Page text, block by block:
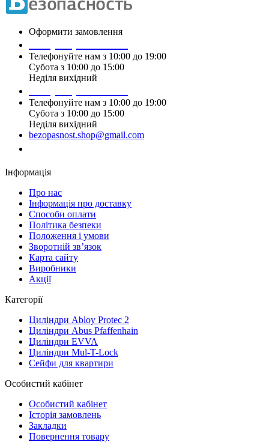
Оформити замовлення
Телефонуйте нам з 10:00 до 19:00
Субота з 10:00 до 15:00
Неділя вихідний
Телефонуйте нам з 10:00 до 19:00
Субота з 10:00 до 15:00
Неділя вихідний
bezopasnost.shop@gmail.com
Інформація
Про нас
Iнформація про доставку
Способи оплати
Політика безпеки
Положення і умови
Зворотній зв’язок
Карта сайту
Виробники
Акції
Категорії
Циліндри Abloy Protec 2
Циліндри Abus Pfaffenhain
Циліндри EVVA
Циліндри Mul-T-Lock
Сейфи для квартири
Особистий кабінет
Особистий кабінет
Історія замовлень
Закладки
Повернення товару